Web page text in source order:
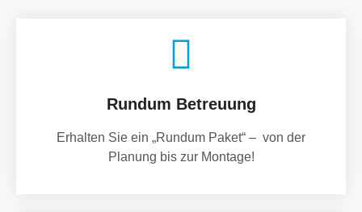
Rundum Betreuung
Erhalten Sie ein „Rundum Paket“ – von der
Planung bis zur Montage!